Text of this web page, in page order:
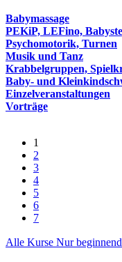
Babymassage
PEKiP, LEFino,
Psychomotorik, Turnen
Musik und Tanz
Krabbelgruppen,
Baby- und
Einzelveranstaltungen
Vorträge
1
2
3
4
5
6
7
Alle Kurse Nur